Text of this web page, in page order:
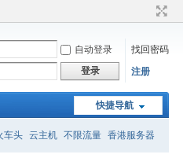
自动登录
找回密码
登录 注册
快捷导航
车头 云主机 不限流量 香港服务器